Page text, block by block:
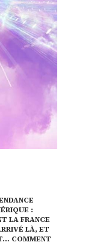
:
LA FRANCE
LÀ, ET
COMMENT